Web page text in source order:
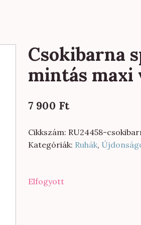
Csokibarna
mintás maxi
7 900 Ft
Cikkszám: RU24458-
Kategóriák: Ruhák,
Elfogyott